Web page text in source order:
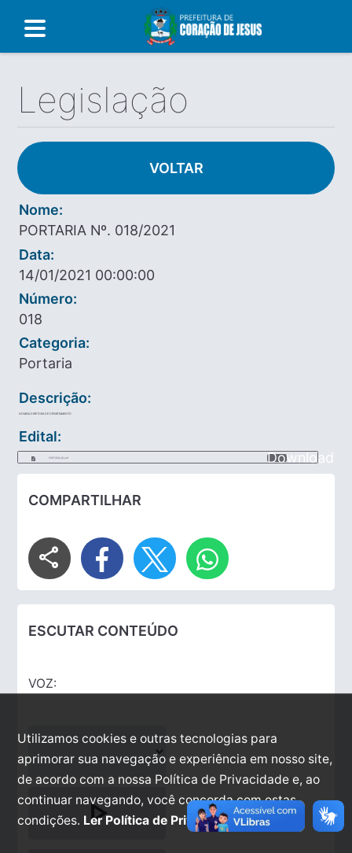
Legislação
VOLTAR
Nome:
PORTARIA Nº. 018/2021
Data:
14/01/2021 00:00:00
Número:
018
Categoria:
Portaria
Descrição:
NOMEIA DIRETORA DE DEPARTAMENTO
Edital:
PORTARIA_18.pdf Download
COMPARTILHAR
share
ESCUTAR CONTEÚDO
VOZ:
play_arrow
Utilizamos cookies e outras tecnologias para
aprimorar sua navegação e experiência em nosso site,
de acordo com a nossa Política de Privacidade e, ao
continuar navegando, você concorda com estas
condições. Ler Política de Privacidade.